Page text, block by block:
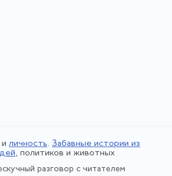
и личность. Забавные истории из
, политиков и животных
разговор с читателем